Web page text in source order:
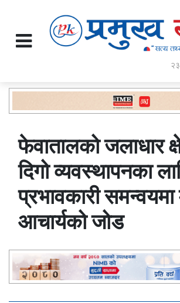
फेवातालको जलाधार
दिगो व्यवस्थापनका
प्रभावकारी
आचार्यको जोड